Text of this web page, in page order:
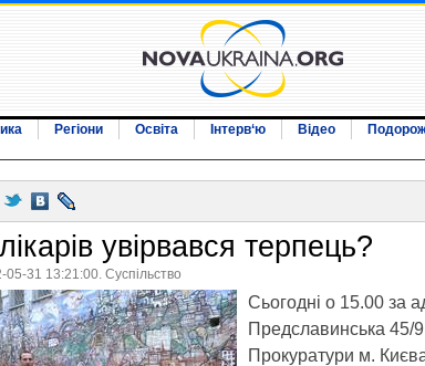
Регіони Освіта Інтерв‘ю Відео
увірвався терпець?
05-31 13:21:00. Суспільство
Сьогодні о 15.00 за
Предславинська 45/9
Прокуратури м.